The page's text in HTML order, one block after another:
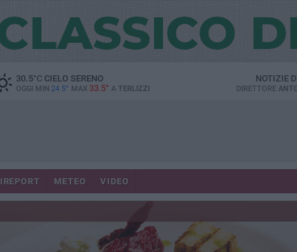
30.5°CCIELO SERENO
OGGI MIN 24.5° MAX 33.5° A TERLIZZI
NOTIZIE
DIRETTORE
IREPORT METEO VIDEO